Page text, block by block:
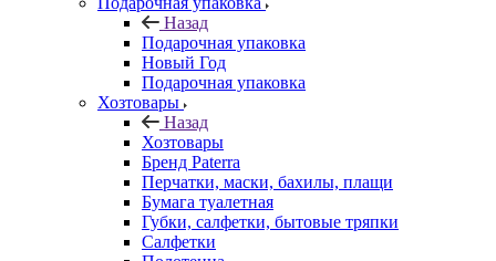
Назад
Подарочная упаковка
Новый Год
Подарочная упаковка
Хозтовары
Назад
Хозтовары
Бренд Paterra
Перчатки, маски, бахилы, плащи
Бумага туалетная
Губки, салфетки, бытовые тряпки
Салфетки